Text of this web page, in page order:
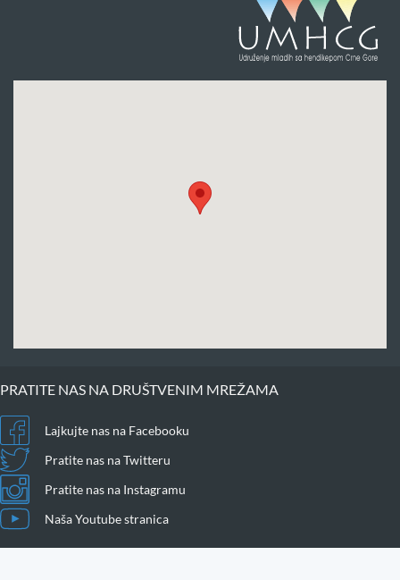
PRATITE NAS NA DRUŠTVENIM MREŽAMA
Lajkujte nas na Facebooku
Pratite nas na Twitteru
Pratite nas na Instagramu
Naša Youtube stranica